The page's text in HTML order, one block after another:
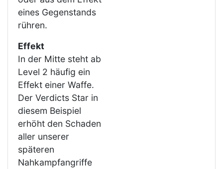
eines Gegenstands
rühren.
Effekt
In der Mitte steht ab
Level 2 häufig ein
Effekt einer Waffe.
Der Verdicts Star in
diesem Beispiel
erhöht den Schaden
aller unserer
späteren
Nahkampfangriffe